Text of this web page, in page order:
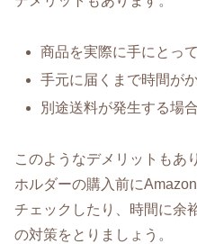
商品を実際に手にとっ
手元に届くまで時間が
別途送料が発生する場
このようなデメリットもあ
ホルダーの購入前に
チェックしたり、時間に余
の対策をとりましょう。